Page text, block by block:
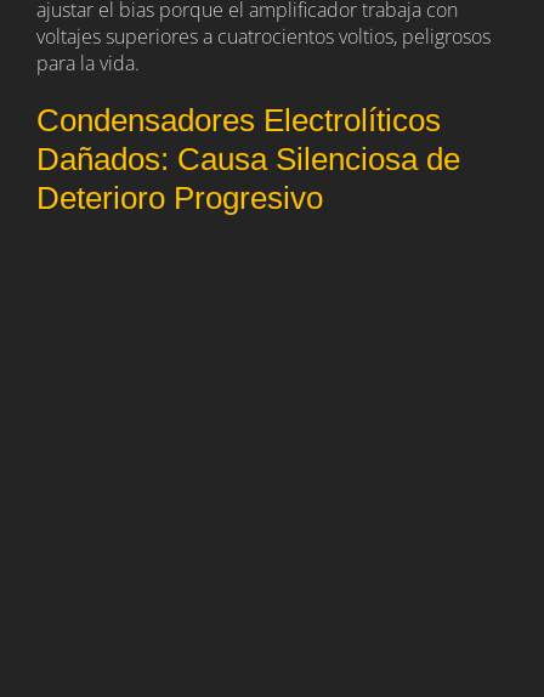
ajustar el bias porque el amplificador trabaja con
voltajes superiores a cuatrocientos voltios, peligrosos
para la vida.
Condensadores Electrolíticos
Dañados: Causa Silenciosa de
Deterioro Progresivo